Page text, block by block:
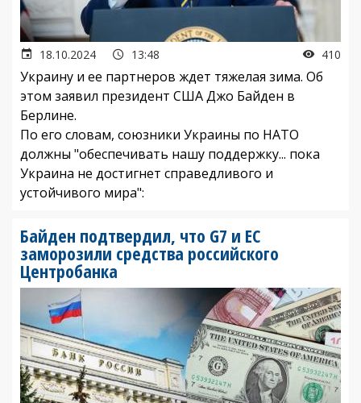
18.10.2024 13:48 410
Украину и ее партнеров ждет тяжелая зима. Об
этом заявил президент США Джо Байден в
Берлине.
По его словам, союзники Украины по НАТО
должны "обеспечивать нашу поддержку... пока
Украина не достигнет справедливого и
устойчивого мира":
Байден подтвердил, что G7 и ЕС
заморозили средства российского
Центробанка